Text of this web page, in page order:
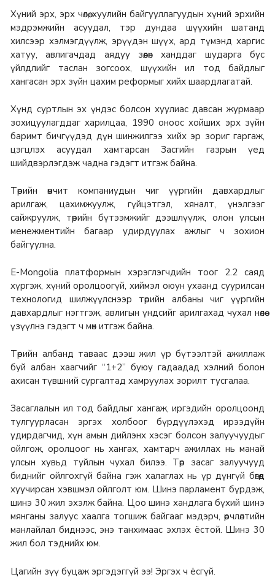
Хүний эрх, эрх чөлөө, хуулийн байгууллагуудын хүний эрхийн
мэдрэмжийн асуудал, тэр дундаа шүүхийн шатанд
хилсээр хэлмэгдүүлж, эрүүдэн шүүх, ард түмэнд харгис
хатуу, авлигачдад аядуу зөөлөн ханддаг шударга бус
үйлдлийг таслан зогсоох, шүүхийн ил тод байдлыг
хангасан эрх зүйн цахим реформыг хийх шаардлагатай.
Хүнд суртлын эх үндэс болсон хуулиас давсан журмаар
зохицуулагддаг харилцаа, 1990 оноос хойших эрх зүйн
баримт бичгүүдэд дүн шинжилгээ хийх эр зориг гаргаж,
цэгцлэх асуудал хамтарсан Засгийн газрын үед
шийдвэрлэгдэж чадна гэдэгт итгэж байна.
Төрийн өмчит компаниудын чиг үүргийн давхардлыг
арилгаж, цахимжуулж, гүйцэтгэл, хяналт, үнэлгээг
сайжруулж, төрийн бүтээмжийг дээшлүүлж, олон улсын
менежментийн багаар удирдуулах ажлыг ч зохион
байгуулна.
E-Mongolia платформын хэрэглэгчдийн тоог 2.2 саяд
хүргэж, хүний оролцоогүй, хиймэл оюун ухаанд суурилсан
технологид шилжүүлснээр төрийн албаны чиг үүргийн
давхардлыг нэгтгэж, авлигын үндсийг арилгахад чухал нөлөө
үзүүлнэ гэдэгт ч мөн итгэж байна.
Төрийн албанд таваас дээш жил үр бүтээлтэй ажиллаж
буй албан хаагчийг “1+2” буюу гадаадад хэлний болон
ахисан түвшний сургалтад хамруулах зорилт тусгалаа.
Засаглалын ил тод байдлыг хангаж, иргэдийн оролцоонд
тулгуурласан эргэх холбоог бүрдүүлэхэд ирээдүйн
удирдагчид, хүн амын дийлэнх хэсэг болсон залуучуудыг
ойлгож, оролцоог нь хангах, хамтарч ажиллах нь манай
улсын хувьд туйлын чухал билээ. Төр засаг залуучууд
биднийг ойлгохгүй байна гэж халаглах нь үр дүнгүй бөгөөд
хуучирсан хэвшмэл ойлголт юм. Шинэ парламент бүрдэж,
шинэ 30 жил эхэлж байна. Цоо шинэ хандлага бүхий шинэ
мянганы залуус хаалга тогшиж байгааг мэдэрч, өөрчлөлтийн
манлайлал биднээс, энэ танхимаас эхлэх ёстой. Шинэ 30
жил бол тэднийх юм.
Цагийн зүү буцаж эргэдэггүй ээ! Эргэх ч ёсгүй.